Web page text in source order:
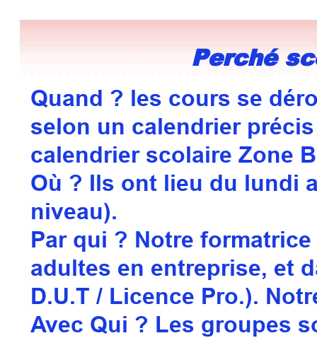
Perché
Quand ? les cours se
selon un calendrier
calendrier scolaire Zone
Où ? Ils ont lieu du lundi
niveau).
Par qui ? Notre
adultes en entreprise, et
D.U.T / Licence Pro.).
Avec Qui ? Les groupes